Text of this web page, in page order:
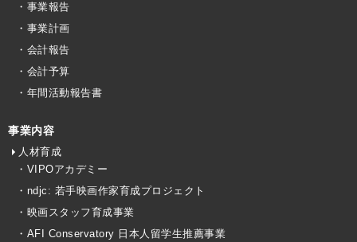
・事業報告
・事業計画
・会計報告
・会計予算
・年間活動報告書
事業内容
人材育成
・VIPOアカデミー
・ndjc: 若手映画作家育成プロジェクト
・映画スタッフ育成事業
・AFI Conservatory 日本人留学生推薦事業